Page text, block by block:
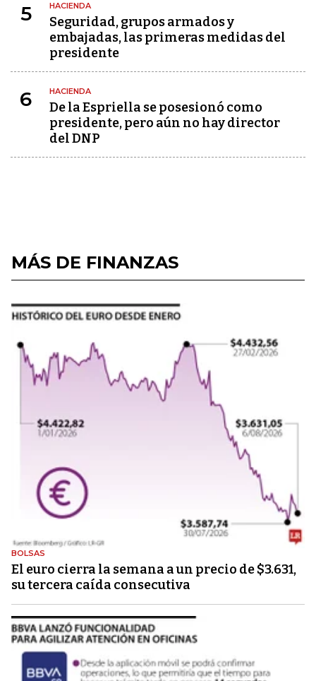
5 HACIENDA
Seguridad, grupos armados y
embajadas, las primeras medidas del
presidente
6 HACIENDA
De la Espriella se posesionó como
presidente, pero aún no hay director
del DNP
MÁS DE FINANZAS
BOLSAS
El euro cierra la semana a un precio de $3.631,
su tercera caída consecutiva